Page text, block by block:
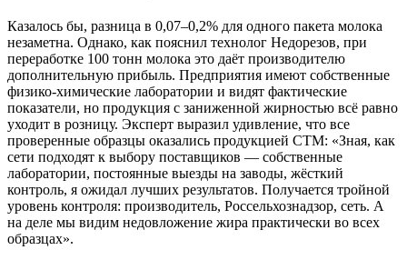
Казалось бы, разница в 0,07–0,2% для одного пакета молока
незаметна. Однако, как пояснил технолог Недорезов, при
переработке 100 тонн молока это даёт производителю
дополнительную прибыль. Предприятия имеют собственные
физико-химические лаборатории и видят фактические
показатели, но продукция с заниженной жирностью всё равно
уходит в розницу. Эксперт выразил удивление, что все
проверенные образцы оказались продукцией СТМ: «Зная, как
сети подходят к выбору поставщиков — собственные
лаборатории, постоянные выезды на заводы, жёсткий
контроль, я ожидал лучших результатов. Получается тройной
уровень контроля: производитель, Россельхознадзор, сеть. А
на деле мы видим недовложение жира практически во всех
образцах».